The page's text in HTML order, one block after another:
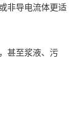
非导电流体更适
甚至浆液、污